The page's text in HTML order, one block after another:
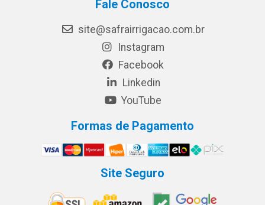
Fale Conosco
site@safrairrigacao.com.br
Instagram
Facebook
Linkedin
YouTube
Formas de Pagamento
Site Seguro